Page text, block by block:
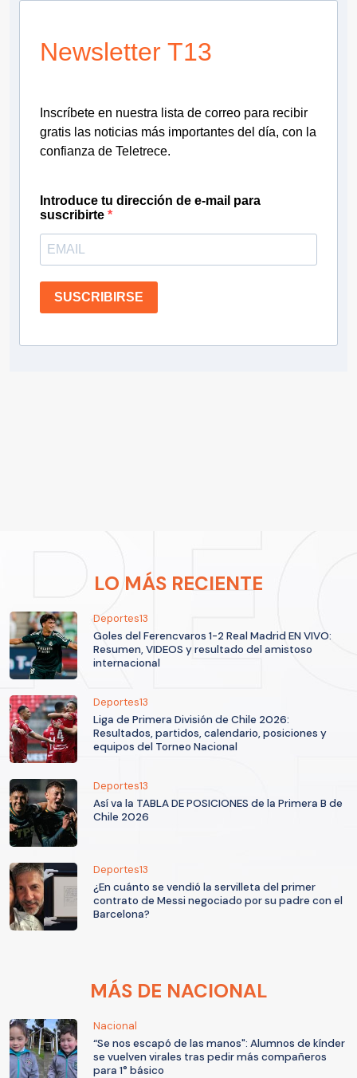
Newsletter T13
Inscríbete en nuestra lista de correo para recibir
gratis las noticias más importantes del día, con la
confianza de Teletrece.
Introduce tu dirección de e-mail para
suscribirte
SUSCRIBIRSE
LO MÁS RECIENTE
Deportes13
Goles del Ferencvaros 1-2 Real Madrid EN VIVO:
Resumen, VIDEOS y resultado del amistoso
internacional
Deportes13
Liga de Primera División de Chile 2026:
Resultados, partidos, calendario, posiciones y
equipos del Torneo Nacional
Deportes13
Así va la TABLA DE POSICIONES de la Primera B de
Chile 2026
Deportes13
¿En cuánto se vendió la servilleta del primer
contrato de Messi negociado por su padre con el
Barcelona?
MÁS DE NACIONAL
Nacional
“Se nos escapó de las manos": Alumnos de kínder
se vuelven virales tras pedir más compañeros
para 1° básico